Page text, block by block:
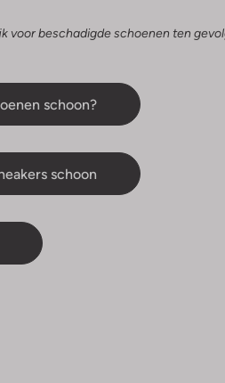
voor beschadigde schoenen ten
schoon?
schoon